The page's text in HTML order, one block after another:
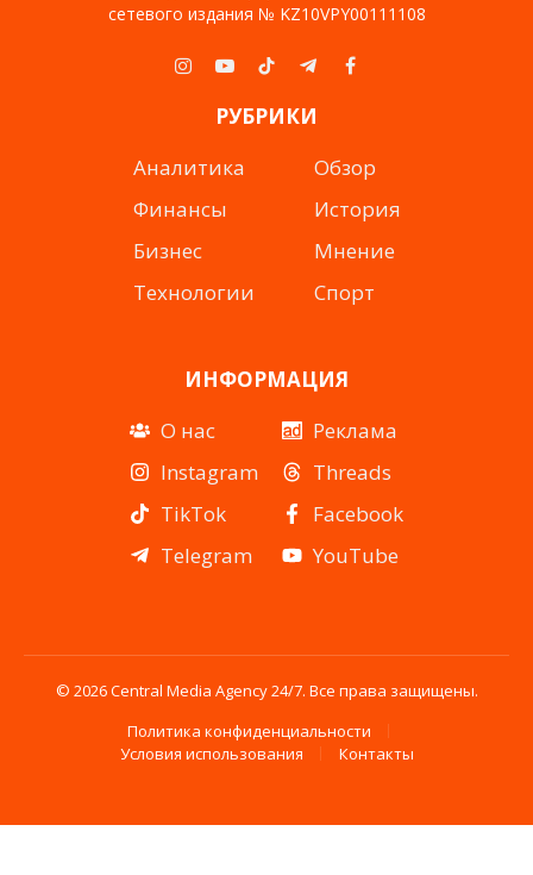
сетевого издания № KZ10VPY00111108
Instagram
YouTubeTikTokTelegramFacebook
РУБРИКИ
Аналитика
Финансы
Бизнес
Технологии
Обзор
История
Мнение
Спорт
ИНФОРМАЦИЯ
О нас
Instagram
TikTok
Telegram
Реклама
Threads
Facebook
YouTube
© 2026 Central Media Agency 24/7. Все права защищены.
Политика конфиденциальности
Условия использования
Контакты